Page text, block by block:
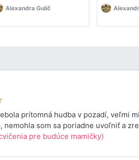
Alexandra Gulič
prítomná hudba v pozadí, veľmi
nemohla som sa poriadne uvoľniť a
pre budúce mamičky)